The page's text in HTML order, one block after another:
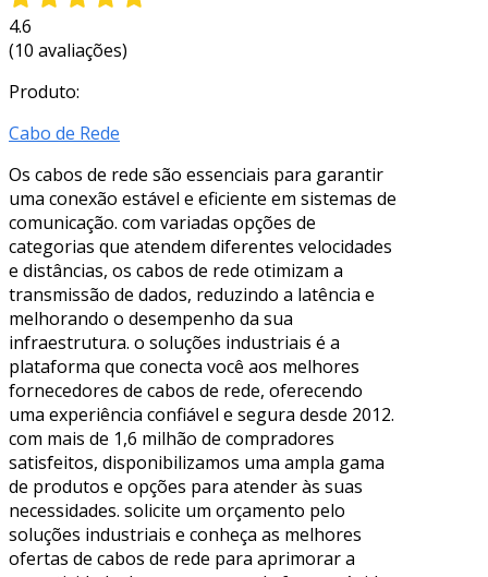
4.6
(10 avaliações)
Produto:
Cabo de Rede
Os cabos de rede são essenciais para garantir
uma conexão estável e eficiente em sistemas de
comunicação. com variadas opções de
categorias que atendem diferentes velocidades
e distâncias, os cabos de rede otimizam a
transmissão de dados, reduzindo a latência e
melhorando o desempenho da sua
infraestrutura. o soluções industriais é a
plataforma que conecta você aos melhores
fornecedores de cabos de rede, oferecendo
uma experiência confiável e segura desde 2012.
com mais de 1,6 milhão de compradores
satisfeitos, disponibilizamos uma ampla gama
de produtos e opções para atender às suas
necessidades. solicite um orçamento pelo
soluções industriais e conheça as melhores
ofertas de cabos de rede para aprimorar a